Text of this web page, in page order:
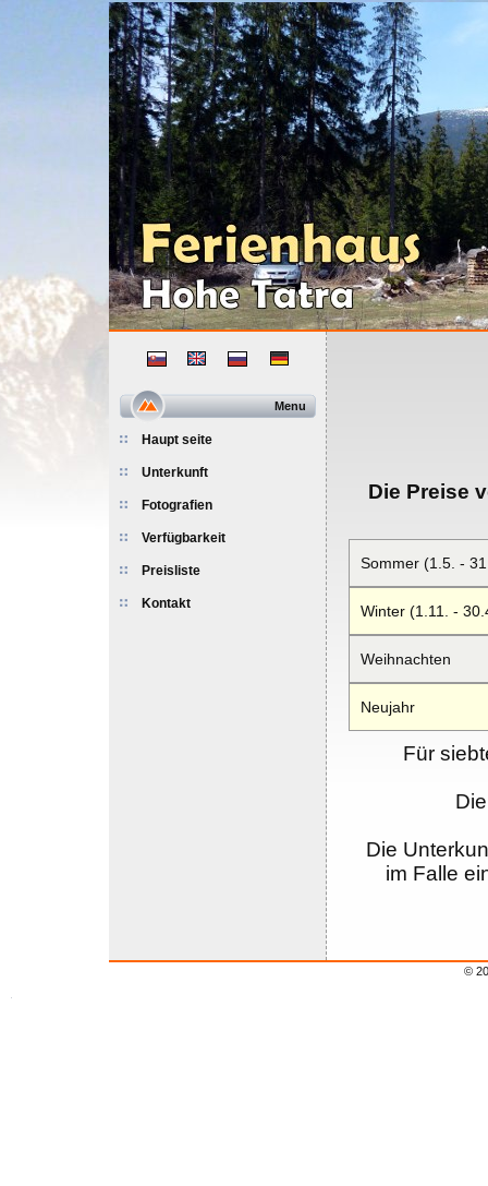
Menu
Haupt seite
Unterkunft
Fotografien
Verfügbarkeit
Preisliste
Kontakt
Die Preise
Sommer (1.5. -
Winter (1.11. -
Weihnachten
Neujahr
Für
Die
im Falle
©